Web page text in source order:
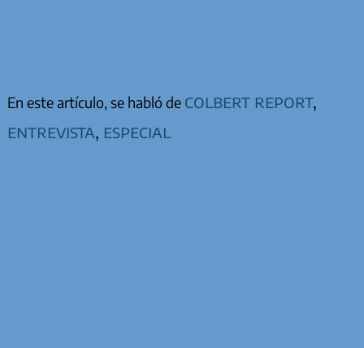
En este artículo, se habló de colbert report,
entrevista, especial